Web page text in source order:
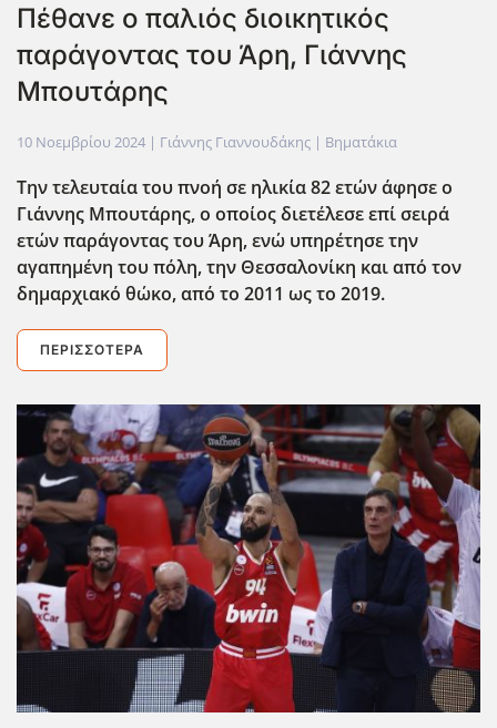
Πέθανε ο παλιός διοικητικός
παράγοντας του Άρη, Γιάννης
Μπουτάρης
10 Νοεμβρίου 2024 | Γιάννης Γιαννουδάκης | Βηματάκια
Την τελευταία του πνοή σε ηλικία 82 ετών άφησε ο
Γιάννης Μπουτάρης, ο οποίος διετέλεσε επί σειρά
ετών παράγοντας του Άρη, ενώ υπηρέτησε την
αγαπημένη του πόλη, την Θεσσαλονίκη και από τον
δημαρχιακό θώκο, από το 2011 ως το 2019.
ΠΕΡΙΣΣΌΤΕΡΑ